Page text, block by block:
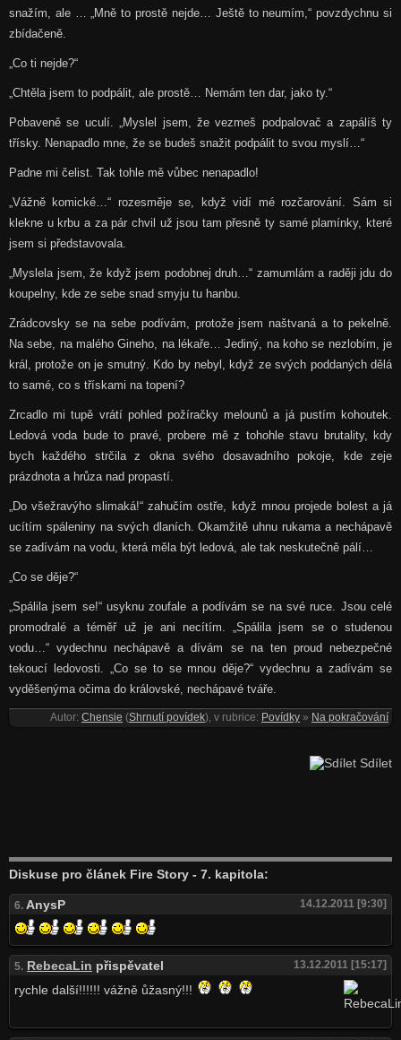
snažím, ale … „Mně to prostě nejde… Ještě to neumím,“ povzdychnu si
zbídačeně.
„Co ti nejde?“
„Chtěla jsem to podpálit, ale prostě… Nemám ten dar, jako ty.“
Pobaveně se uculí. „Myslel jsem, že vezmeš podpalovač a zapálíš ty
třísky. Nenapadlo mne, že se budeš snažit podpálit to svou myslí…“
Padne mi čelist. Tak tohle mě vůbec nenapadlo!
„Vážně komické…“ rozesměje se, když vidí mé rozčarování. Sám si
klekne u krbu a za pár chvil už jsou tam přesně ty samé plamínky, které
jsem si představovala.
„Myslela jsem, že když jsem podobnej druh…“ zamumlám a raději jdu do
koupelny, kde ze sebe snad smyju tu hanbu.
Zrádcovsky se na sebe podívám, protože jsem naštvaná a to pekelně.
Na sebe, na malého Gineho, na lékaře… Jediný, na koho se nezlobím, je
král, protože on je smutný. Kdo by nebyl, když ze svých poddaných dělá
to samé, co s třískami na topení?
Zrcadlo mi tupě vrátí pohled požíračky melounů a já pustím kohoutek.
Ledová voda bude to pravé, probere mě z tohohle stavu brutality, kdy
bych každého strčila z okna svého dosavadního pokoje, kde zeje
prázdnota a hrůza nad propastí.
„Do všežravýho slimaká!“ zahučím ostře, když mnou projede bolest a já
ucítím spáleniny na svých dlaních. Okamžitě uhnu rukama a nechápavě
se zadívám na vodu, která měla být ledová, ale tak neskutečně pálí…
„Co se děje?“
„Spálila jsem se!“ usyknu zoufale a podívám se na své ruce. Jsou celé
promodralé a téměř už je ani necítím. „Spálila jsem se o studenou
vodu…“ vydechnu nechápavě a dívám se na ten proud nebezpečné
tekoucí ledovosti. „Co se to se mnou děje?“ vydechnu a zadívám se
vyděšenýma očima do královské, nechápavé tváře.
Autor:Chensie (Shrnutí povídek), v rubrice: Povídky » Na pokračování
Sdílet
Diskuse pro článek Fire Story - 7. kapitola:
6.AnysP 14.12.2011 [9:30]
5. RebecaLin přispěvatel 13.12.2011 [15:17]
rychle další!!!!!! vážně ůžasný!!!